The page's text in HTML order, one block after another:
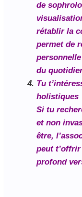
de
rétablir la
permet de
du
Tu
holistiques
Si tu
et non
être,
peut
profond